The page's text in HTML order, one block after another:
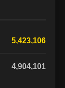
5,423,106
4,904,101